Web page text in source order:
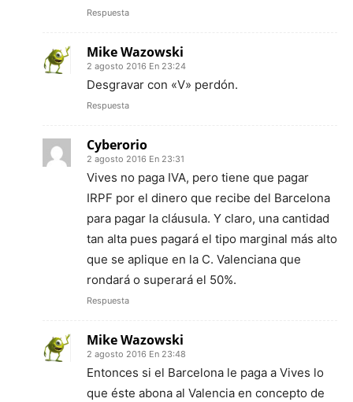
Respuesta
Mike Wazowski
2 agosto 2016 En 23:24
Desgravar con «V» perdón.
Respuesta
Cyberorio
2 agosto 2016 En 23:31
Vives no paga IVA, pero tiene que pagar
IRPF por el dinero que recibe del Barcelona
para pagar la cláusula. Y claro, una cantidad
tan alta pues pagará el tipo marginal más alto
que se aplique en la C. Valenciana que
rondará o superará el 50%.
Respuesta
Mike Wazowski
2 agosto 2016 En 23:48
Entonces si el Barcelona le paga a Vives lo
que éste abona al Valencia en concepto de